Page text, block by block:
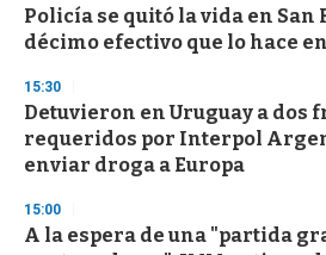
Policía se quitó la vida en San
décimo efectivo que lo hace
15:30
Detuvieron en Uruguay a dos
requeridos por Interpol
enviar droga a Europa
15:00
A la espera de una "partida